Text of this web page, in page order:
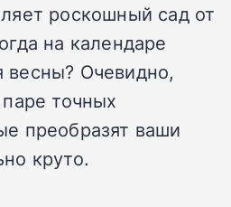
роскошный сад от
на календаре
Очевидно,
точных
преобразят ваши
круто.